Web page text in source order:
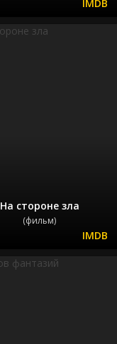
На стороне зла
(фильм)